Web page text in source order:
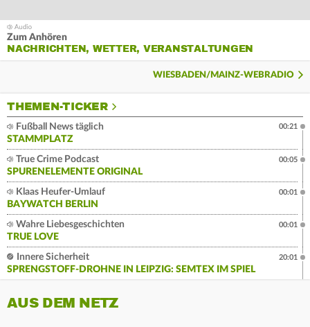
Zum Anhören
NACHRICHTEN, WETTER, VERANSTALTUNGEN
WIESBADEN/MAINZ-WEBRADIO
THEMEN-TICKER
Fußball News täglich
STAMMPLATZ
00:21
True Crime Podcast
SPURENELEMENTE ORIGINAL
00:05
Klaas Heufer-Umlauf
BAYWATCH BERLIN
00:01
Wahre Liebesgeschichten
TRUE LOVE
00:01
Innere Sicherheit
SPRENGSTOFF-DROHNE IN LEIPZIG: SEMTEX IM SPIEL
20:01
AUS DEM NETZ